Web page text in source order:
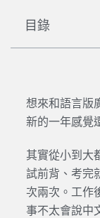
目錄
想來和語言版
新的一年感覺
其實從小到大
試前背、考完
次兩次。工作
事不太會說中